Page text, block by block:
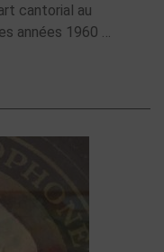
cantorial au
années 1960 …